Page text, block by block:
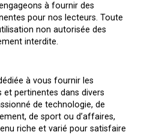
à fournir des
pour nos lecteurs. Toute
non autorisée des
interdite.
à vous fournir les
pertinentes dans divers
de technologie, de
de sport ou d’affaires,
riche et varié pour satisfaire